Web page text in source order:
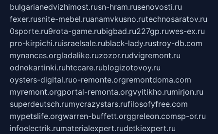
bulgarianedvizhimost.rusn-hram.rusenovosti.ru
fexer.rusnite-mebel.ruanamvkusno.rutechnosaratov.ru
0sporte.ru9rota-game.rubigbad.ru227gp.ruwes-ex.ru
pro-kirpichi.ruisraelsale.rublack-lady.rustroy-db.com
mynances.orgladalike.ruzozor.rudvigremont.ru
odnokartinki.ruhtccare.rublogizotovoy.ru
oysters-digital.ruo-remonte.orgremontdoma.com
myremont.orgportal-remonta.orgvyitikho.rumirjon.ru
superdeutsch.rumycrazystars.rufilosofyfree.com
mypetslife.orgwarren-buffett.orggreleon.comsp-or.ru
infoelectrik.rumaterialexpert.rudetkiexpert.ru